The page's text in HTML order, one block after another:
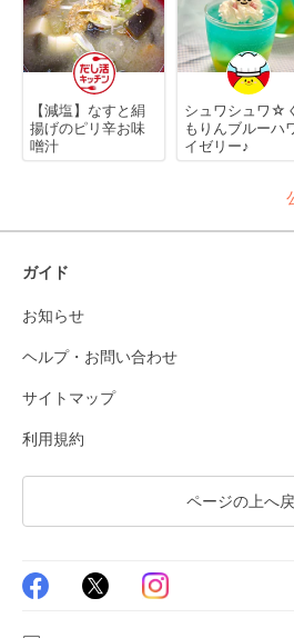
【減塩】なすと絹
揚げのピリ辛お味
噌汁
シュワシュワ☆く
もりんブルーハ
イゼリー♪
ガイド
お知らせ
ヘルプ・お問い合わせ
サイトマップ
利用規約
ページの上へ